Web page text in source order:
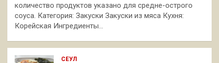
количество продуктов указано для средне-острого
соуса. Категория: Закуски Закуски из мяса Кухня:
Корейская Ингредиенты…
СЕУЛ